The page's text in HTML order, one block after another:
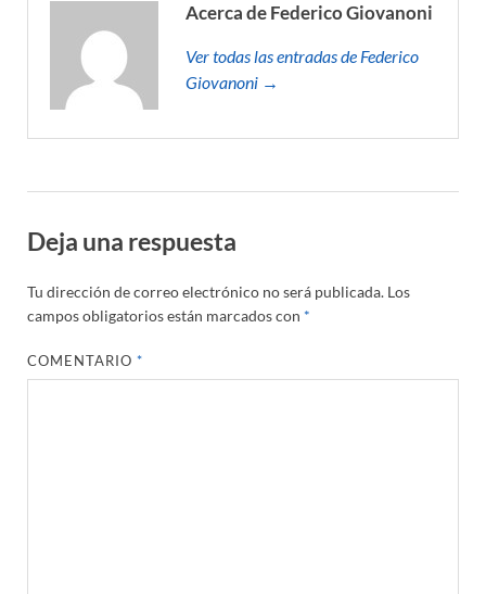
Acerca de Federico Giovanoni
Ver todas las entradas de Federico
Giovanoni →
Deja una respuesta
Tu dirección de correo electrónico no será publicada. Los
campos obligatorios están marcados con *
COMENTARIO*